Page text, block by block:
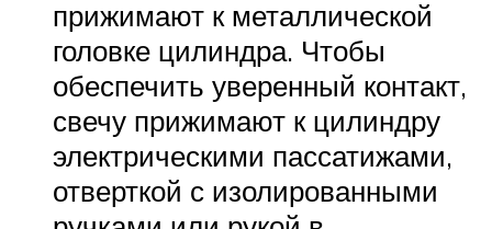
прижимают к металлической
головке цилиндра. Чтобы
обеспечить уверенный контакт,
свечу прижимают к цилиндру
электрическими пассатижами,
отверткой с изолированными